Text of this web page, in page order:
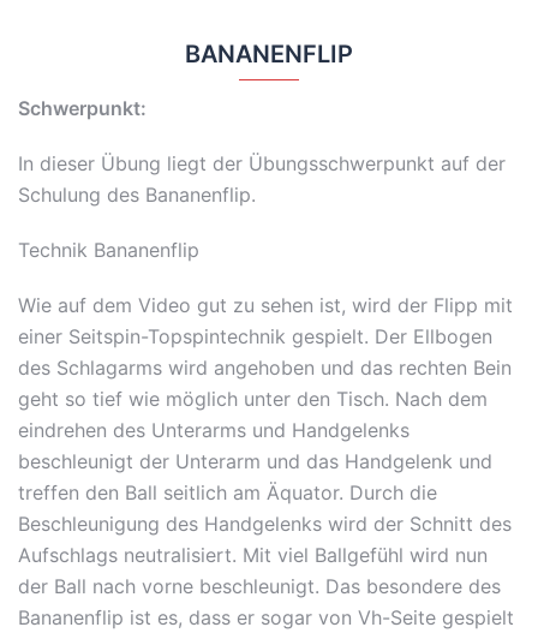
BANANENFLIP
Schwerpunkt:
In dieser Übung liegt der Übungsschwerpunkt auf der
Schulung des Bananenflip.
Technik Bananenflip
Wie auf dem Video gut zu sehen ist, wird der Flipp mit
einer Seitspin-Topspintechnik gespielt. Der Ellbogen
des Schlagarms wird angehoben und das rechten Bein
geht so tief wie möglich unter den Tisch. Nach dem
eindrehen des Unterarms und Handgelenks
beschleunigt der Unterarm und das Handgelenk und
treffen den Ball seitlich am Äquator. Durch die
Beschleunigung des Handgelenks wird der Schnitt des
Aufschlags neutralisiert. Mit viel Ballgefühl wird nun
der Ball nach vorne beschleunigt. Das besondere des
Bananenflip ist es, dass er sogar von Vh-Seite gespielt